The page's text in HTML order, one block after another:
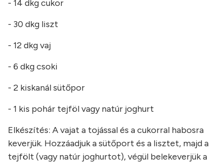
- 14 dkg cukor
- 30 dkg liszt
- 12 dkg vaj
- 6 dkg csoki
- 2 kiskanál sütőpor
- 1 kis pohár tejföl vagy natúr joghurt
Elkészítés: A vajat a tojással és a cukorral habosra
keverjük. Hozzáadjuk a sütőport és a lisztet, majd a
tejfölt (vagy natúr joghurtot), végül belekeverjük a